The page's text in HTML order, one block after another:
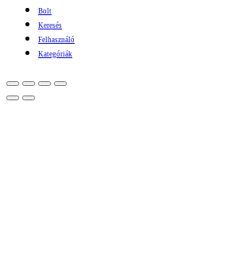
Bolt
Keresés
Felhasználó
Kategóriák